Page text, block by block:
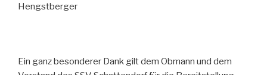
Hengstberger
Ein ganz besonderer Dank gilt dem Obmann und dem